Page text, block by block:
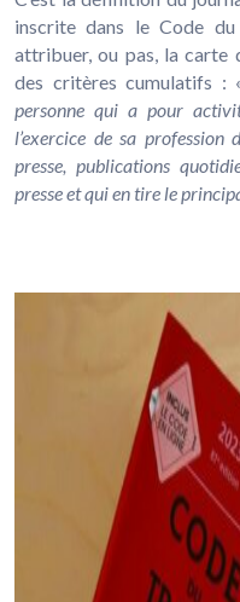
inscrite dans le Code
attribuer, ou pas, la carte
des critères cumulatifs :
personne qui a pour
l’exercice de sa profession
presse, publications
presse et qui en tire le